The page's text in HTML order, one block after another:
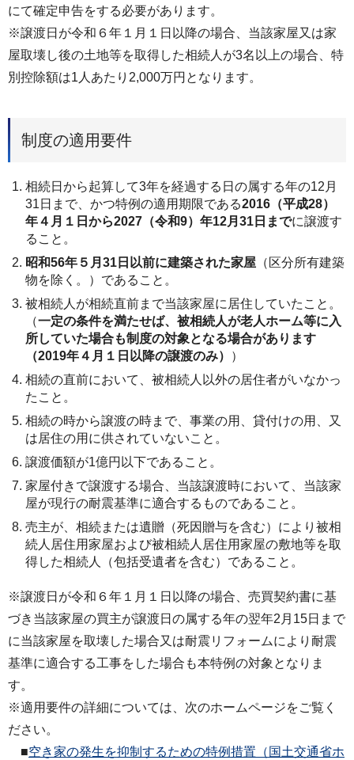
にて確定申告をする必要があります。
※譲渡日が令和６年１月１日以降の場合、当該家屋又は家
屋取壊し後の土地等を取得した相続人が3名以上の場合、特
別控除額は1人あたり2,000万円となります。
制度の適用要件
相続日から起算して3年を経過する日の属する年の12月
31日まで、かつ特例の適用期限である2016（平成28）
年４月１日から2027（令和9）年12月31日までに譲渡す
ること。
昭和56年５月31日以前に建築された家屋 （区分所有建築
物を除く。）であること。
被相続人が相続直前まで当該家屋に居住していたこと。
（一定の条件を満たせば、被相続人が老人ホーム等に入
所していた場合も制度の対象となる場合があります
（2019年４月１日以降の譲渡のみ）
）
相続の直前において、被相続人以外の居住者がいなかっ
たこと。
相続の時から譲渡の時まで、事業の用、貸付けの用、又
は居住の用に供されていないこと。
譲渡価額が1億円以下であること。
家屋付きで譲渡する場合、当該譲渡時において、当該家
屋が現行の耐震基準に適合するものであること。
売主が、相続または遺贈（死因贈与を含む）により被相
続人居住用家屋および被相続人居住用家屋の敷地等を取
得した相続人（包括受遺者を含む）であること。
※譲渡日が令和６年１月１日以降の場合、売買契約書に基
づき当該家屋の買主が譲渡日の属する年の翌年2月15日まで
に当該家屋を取壊した場合又は耐震リフォームにより耐震
基準に適合する工事をした場合も本特例の対象となりま
す。
※適用要件の詳細については、次のホームページをご覧く
ださい。
■空き家の発生を抑制するための特例措置（国土交通省ホ